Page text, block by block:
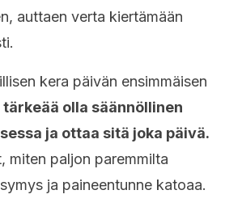
auttaen verta kiertämään
kera päivän ensimmäisen
tärkeää olla säännöllinen
ja ottaa sitä joka päivä.
miten paljon paremmilta
ja paineentunne katoaa.